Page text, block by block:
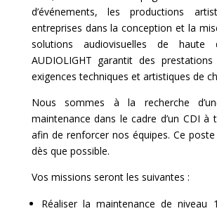
d’événements, les productions
entreprises dans la conception et la
solutions audiovisuelles de haute
AUDIOLIGHT garantit des
exigences techniques et artistiques de
Nous sommes à la recherche
maintenance dans le cadre d’un CDI à
afin de renforcer nos équipes. Ce
dès que possible.
Vos missions seront les suivantes :
Réaliser la maintenance de